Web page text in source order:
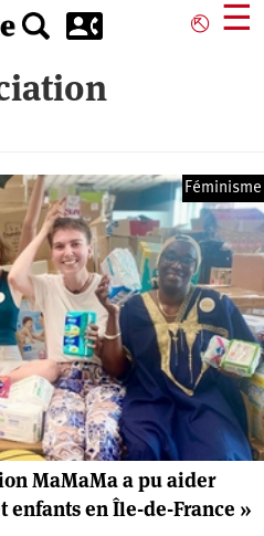
⎋ ☰
Féminisme
MaMaMa a pu aider
enfants en Île-de-France »